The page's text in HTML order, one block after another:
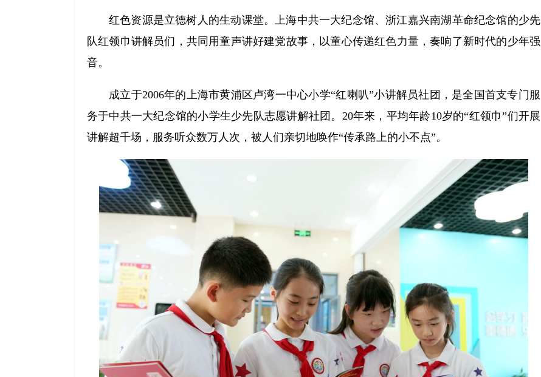
红色资源是立德树人的生动课堂。上海中共一大纪念馆、浙江嘉兴南湖革命纪念馆的少先
队红领巾讲解员们，共同用童声讲好建党故事，以童心传递红色力量，奏响了新时代的少年强
音。
成立于2006年的上海市黄浦区卢湾一中心小学“红喇叭”小讲解员社团，是全国首支专门服
务于中共一大纪念馆的小学生少先队志愿讲解社团。20年来，平均年龄10岁的“红领巾”们开展
讲解超千场，服务听众数万人次，被人们亲切地唤作“传承路上的小不点”。